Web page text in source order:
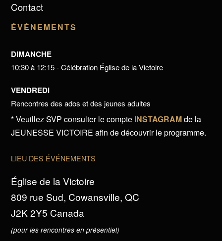
Contact
ÉVÉNEMENTS
DIMANCHE
10:30 à 12:15 - Célébration Église de la Victoire
VENDREDI
Rencontres des ados et des jeunes adultes
* Veuillez SVP consulter le compte INSTAGRAMde la
JEUNESSE VICTOIRE afin de découvrir le programme.
LIEU DES ÉVÉNEMENTS
Église de la Victoire
809 rue Sud, Cowansville, QC
J2K 2Y5 Canada
(pour les rencontres en présentiel)